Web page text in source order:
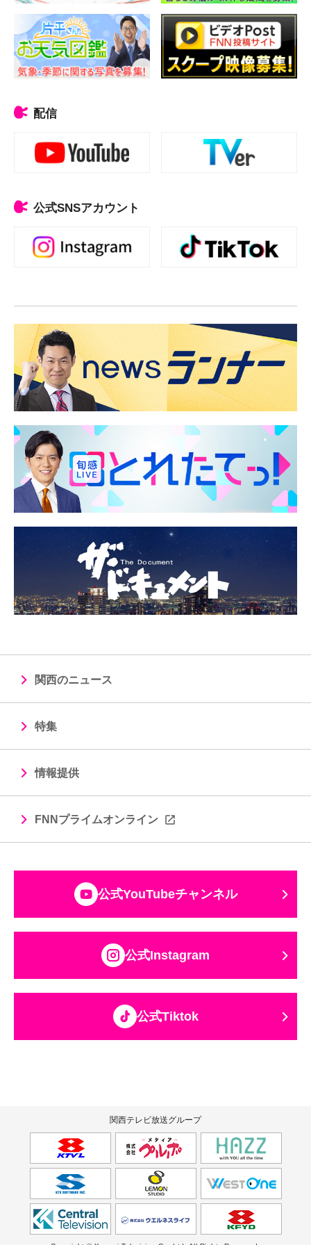
配信
公式SNSアカウント
関西のニュース
特集
情報提供
FNNプライムオンライン
公式YouTubeチャンネル
公式Instagram
公式Tiktok
関西テレビ放送グループ